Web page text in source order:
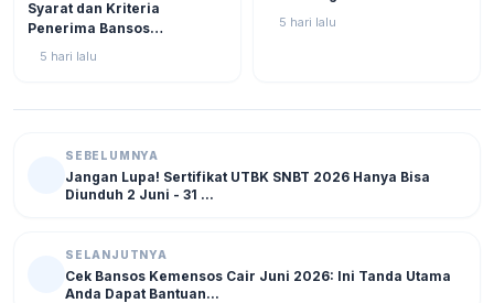
Syarat dan Kriteria
Penerima Bansos
5 hari lalu
5 hari lalu
SEBELUMNYA
Jangan Lupa! Sertifikat UTBK SNBT 2026 Hanya Bisa
Diunduh 2 Juni - 31 ...
SELANJUTNYA
Cek Bansos Kemensos Cair Juni 2026: Ini Tanda Utama
Anda Dapat Bantuan...